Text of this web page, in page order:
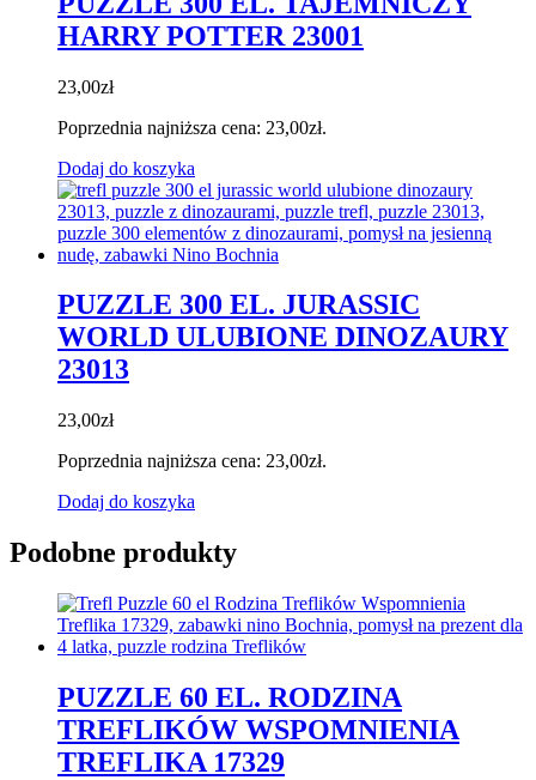
HARRY POTTER 23001
23,00zł
Poprzednia najniższa cena: 23,00zł.
Dodaj do koszyka
PUZZLE 300 EL. JURASSIC
WORLD ULUBIONE DINOZAURY
23013
23,00zł
Poprzednia najniższa cena: 23,00zł.
Dodaj do koszyka
Podobne produkty
PUZZLE 60 EL. RODZINA
TREFLIKÓW WSPOMNIENIA
TREFLIKA 17329